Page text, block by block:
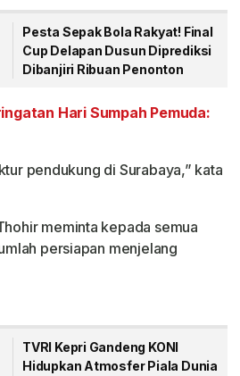
Pesta Sepak Bola Rakyat! Final
Cup Delapan Dusun Diprediksi
Dibanjiri Ribuan Penonton
Hari Sumpah Pemuda:
pendukung di Surabaya,” kata
meminta kepada semua
persiapan menjelang
TVRI Kepri Gandeng KONI
Hidupkan Atmosfer Piala Dunia